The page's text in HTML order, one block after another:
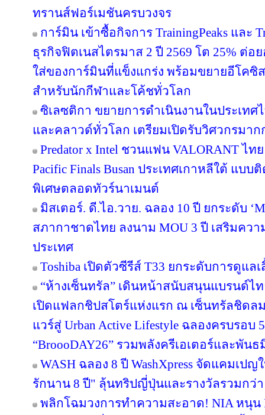
ทรานส์ฟอร์เมชันครบวงจร
การ์มิน เข้าซื้อกิจการ TrainingPeaks และ
ธุรกิจฟิตเนสไตรมาส 2 ปี 2569 โต 25% ต่
ใส่ของการ์มินที่แข็งแกร่ง พร้อมขยายอีโคซิ
สำหรับนักกีฬาและโค้ชทั่วโลก
ซิเลซติกา ขยายการดำเนินงานในประเทศ
และคลาวด์ทั่วโลก เตรียมเปิดรับวิศวกรมาก
Predator x Intel ชวนแฟน VALORANT ไ
Pacific Finals Busan ประเทศเกาหลีใต้ แ
พิเศษตลอดทัวร์นาเมนต์
มิสเตอร์. ดี.ไอ.วาย. ฉลอง 10 ปี ยกระดับ
สภากาชาดไทย ลงนาม MOU 3 ปี เสริมคว
ประเทศ
Toshiba เปิดตัวซีรีส์ T33 ยกระดับการดูแ
“ห้างเซ็นทรัล” เดินหน้าสนับสนุนแบรนด์ไ
เปิดแฟลกชิปสโตร์แห่งแรก ณ เซ็นทรัลชิดล
แวร์สู่ Urban Active Lifestyle ฉลองครบรอ
“BroooDAY26” รวมพลังครีเอเตอร์และพั
WASH ฉลอง 8 ปี WashXpress จัดแคมเป
รักนาน 8 ปี" ลุ้นทริปญี่ปุ่นและรางวัลรวมกว่า
พลิกโฉมวงการทำความสะอาด! NIA หนุน